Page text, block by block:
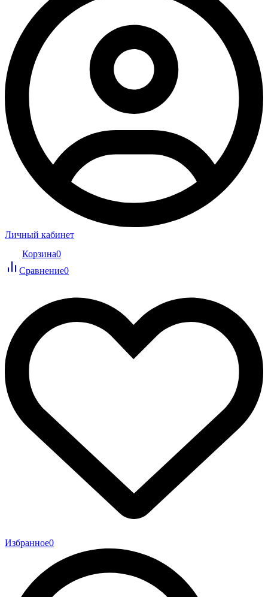
Личный кабинет
Корзина0
Сравнение0
Избранное0